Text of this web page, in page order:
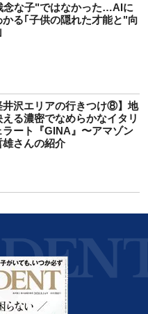
念な子"ではなかった…AIに
かる｢子供の隠れた才能と"向
井沢エリアの行きつけ⑧】地
る濃密でなめらかなイタリ
ラート『GINA』〜アマゾン
雄さんの紹介